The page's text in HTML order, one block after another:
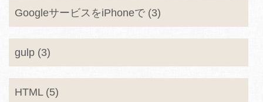
GoogleサービスをiPhoneで (3)
gulp (3)
HTML (5)